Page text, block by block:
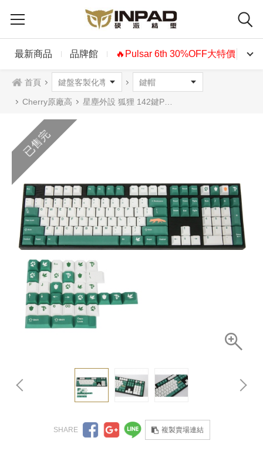
最新商品 品牌館 🔥Pulsar 6th 30%OFF大特價🔥
首頁
Cherry原廠高 星塵外設 狐狸 142鍵PBT熱昇華原廠高英文鍵帽組
已售完
複製賣場連結